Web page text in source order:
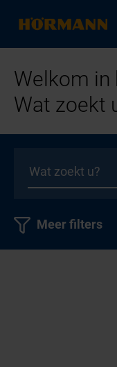
Welkom in
Wat zoekt
Meer filters